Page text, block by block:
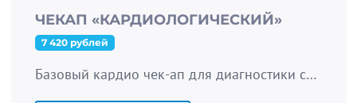
ЧЕКАП «КАРДИОЛОГИЧЕСКИЙ»
7 420 рублей
Базовый кардио чек-ап для диагностики сердца и сосудов с самыми необходимыми исследованиями.